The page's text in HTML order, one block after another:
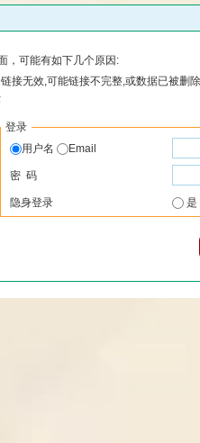
，可能有如下几个原因:
接无效,可能链接不完整,或数据已被删
登录
用户名
Email
密 码
隐身登录